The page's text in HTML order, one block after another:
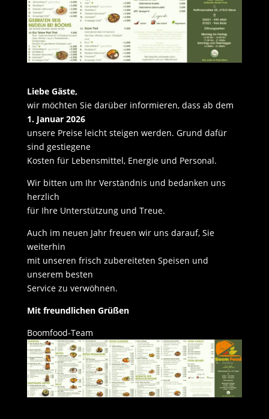
Liebe Gäste,
wir möchten Sie darüber informieren, dass ab dem
1. Januar 2026
unsere Preise leicht steigen werden. Grund dafür
sind gestiegene
Kosten für Lebensmittel, Energie und Personal.
Wir bitten um Ihr Verständnis und bedanken uns
herzlich
für Ihre Unterstützung und Treue.
Auch im neuen Jahr freuen wir uns darauf, Sie
weiterhin
mit unseren frisch zubereiteten Speisen und
unserem besten
Service zu verwöhnen.
Mit freundlichen Grüßen
Boomfood-Team